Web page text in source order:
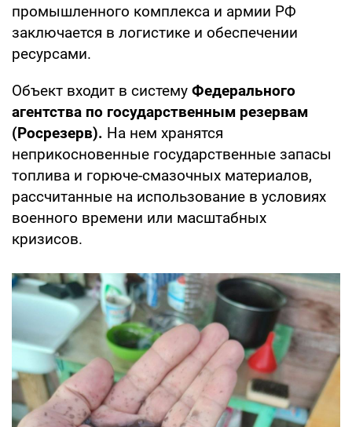
промышленного комплекса и армии РФ
заключается в логистике и обеспечении
ресурсами.
Объект входит в систему Федерального
агентства по государственным резервам
(Росрезерв). На нем хранятся
неприкосновенные государственные запасы
топлива и горюче-смазочных материалов,
рассчитанные на использование в условиях
военного времени или масштабных
кризисов.